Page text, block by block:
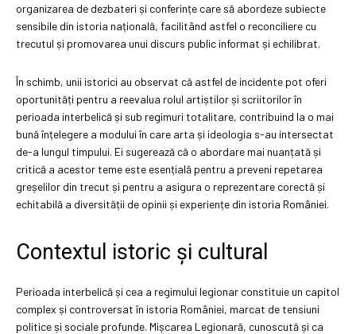
organizarea de dezbateri și conferințe care să abordeze subiecte
sensibile din istoria națională, facilitând astfel o reconciliere cu
trecutul și promovarea unui discurs public informat și echilibrat.
În schimb, unii istorici au observat că astfel de incidente pot oferi
oportunități pentru a reevalua rolul artiștilor și scriitorilor în
perioada interbelică și sub regimuri totalitare, contribuind la o mai
bună înțelegere a modului în care arta și ideologia s-au intersectat
de-a lungul timpului. Ei sugerează că o abordare mai nuanțată și
critică a acestor teme este esențială pentru a preveni repetarea
greșelilor din trecut și pentru a asigura o reprezentare corectă și
echitabilă a diversității de opinii și experiențe din istoria României.
Contextul istoric și cultural
Perioada interbelică și cea a regimului legionar constituie un capitol
complex și controversat în istoria României, marcat de tensiuni
politice și sociale profunde. Mișcarea Legionară, cunoscută și ca